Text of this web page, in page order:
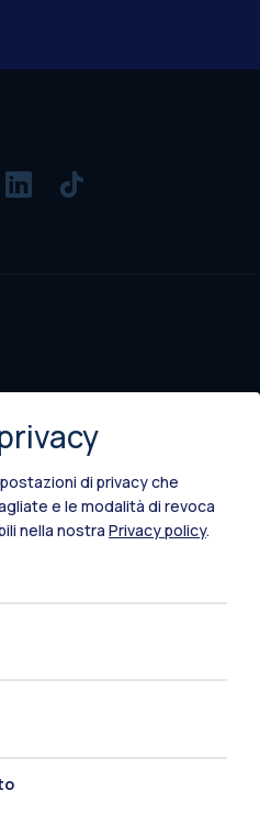
di privacy che
e le modalità di revoca
nella nostra Privacy policy.